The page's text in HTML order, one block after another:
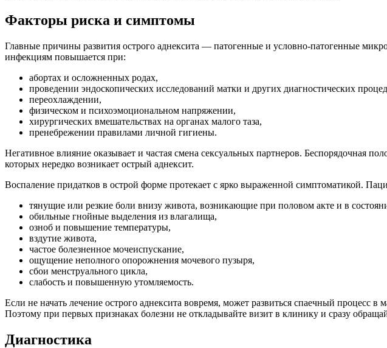
Факторы риска и симптомы
Главные причины развития острого аднексита — патогенные и условно-патогенные
инфекциям повышается при:
абортах и осложненных родах,
роведении эндоскопических исследований матки и других диагностических
ереохлаждении,
физическом и психоэмоциональном напряжении,
хирургических вмешательствах на органах малого таза,
ренебрежении правилами личной гигиены.
Негативное влияние оказывает и частая смена сексуальных партнеров. Беспорядочная
которых нередко возникает острый аднексит.
оспаление придатков в острой форме протекает с ярко выраженной симптоматикой.
тянущие или резкие боли внизу живота, возникающие при половом акте и в
обильные гнойные выделения из влагалища,
озноб и повышение температуры,
здутие живота,
частое болезненное мочеиспускание,
ощущение неполного опорожнения мочевого пузыря,
сбои менструального цикла,
слабость и повышенную утомляемость.
Если не начать лечение острого аднексита вовремя, может развиться спаечный процесс
Поэтому при первых признаках болезни не откладывайте визит в клинику и сразу
Диагностика